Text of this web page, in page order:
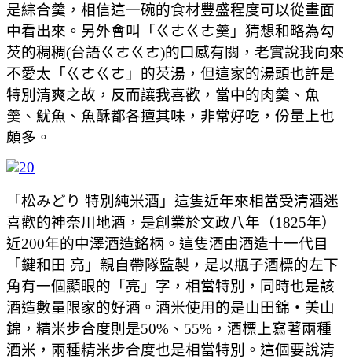
是綜合羹，相信這一碗的食材豐盛程度可以從畫面
中看出來。另外會叫「ㄍㄜㄍㄜ羹」猜想和略為勾
芡的稠稠(台語ㄍㄜㄍㄜ)的口感有關，老實說我向來
不愛太「ㄍㄜㄍㄜ」的芡湯，但這家的湯頭也許是
特別清爽之故，反而讓我喜歡，當中的肉羹、魚
羹、魷魚、魚酥都各擅其味，非常好吃，份量上也
頗多。
「松みどり 特別純米酒」這隻近年來相當受清酒迷
喜歡的神奈川地酒，是創業於文政八年（1825年）
近200年的中澤酒造銘柄。這隻酒由酒造十一代目
「鍵和田 亮」親自帶隊監製，是以瓶子酒標的左下
角有一個顯眼的「亮」字，相當特別，同時也是該
酒造數量限家的好酒。酒米使用的是山田錦・美山
錦，精米步合度則是50%、55%，酒標上寫著兩種
酒米，兩種精米步合度也是相當特別。這個要說清